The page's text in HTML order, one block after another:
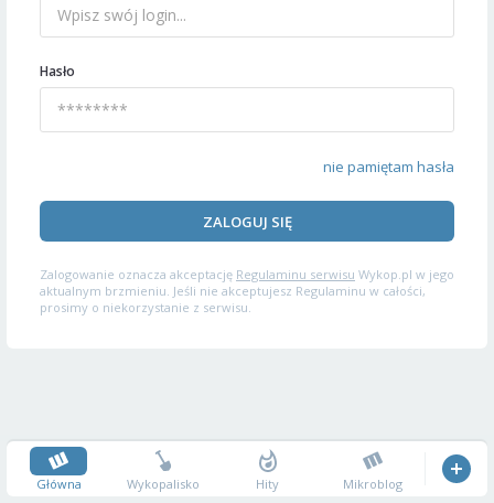
Hasło
nie pamiętam hasła
ZALOGUJ SIĘ
Zalogowanie oznacza akceptację Regulaminu serwisu Wykop.pl w jego
aktualnym brzmieniu. Jeśli nie akceptujesz Regulaminu w całości,
prosimy o niekorzystanie z serwisu.
Główna Wykopalisko Hity Mikroblog